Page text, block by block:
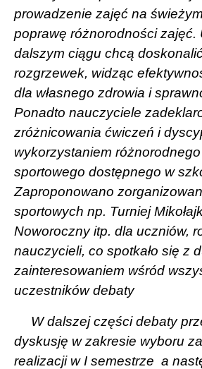
prowadzenie zajęć na
poprawę różnorodności zajęć.
dalszym ciągu chcą
rozgrzewek, widząc
dla własnego zdrowia i
Ponadto nauczyciele
zróżnicowania ćwiczeń i
wykorzystaniem
sportowego dostępnego w
Zaproponowano
sportowych np. Turniej
Noworoczny itp. dla uczniów,
nauczycieli, co spotkało się z
zainteresowaniem wśród
uczestników debaty
W dalszej części debaty
dyskusję w zakresie wyboru
realizacji w I semestrze a